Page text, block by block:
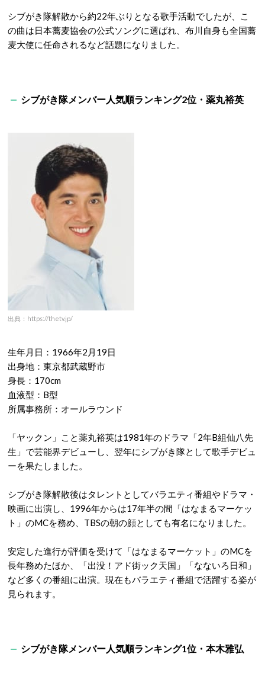
シブがき隊解散から約22年ぶりとなる歌手活動でしたが、こ
の曲は日本蕎麦協会の公式ソングに選ばれ、布川自身も全国蕎
麦大使に任命されるなど話題になりました。
シブがき隊メンバー人気順ランキング2位・薬丸裕英
出典：https://thetv.jp/
生年月日：1966年2月19日
出身地：東京都武蔵野市
身長：170cm
血液型：B型
所属事務所：オールラウンド
「ヤックン」こと薬丸裕英は1981年のドラマ「2年B組仙八先
生」で芸能界デビューし、翌年にシブがき隊として歌手デビュ
ーを果たしました。
シブがき隊解散後はタレントとしてバラエティ番組やドラマ・
映画に出演し、1996年からは17年半の間「はなまるマーケッ
ト」のMCを務め、TBSの朝の顔としても有名になりました。
安定した進行が評価を受けて「はなまるマーケット」のMCを
長年務めたほか、「出没！アド街ック天国」「なないろ日和」
など多くの番組に出演。現在もバラエティ番組で活躍する姿が
見られます。
シブがき隊メンバー人気順ランキング1位・本木雅弘